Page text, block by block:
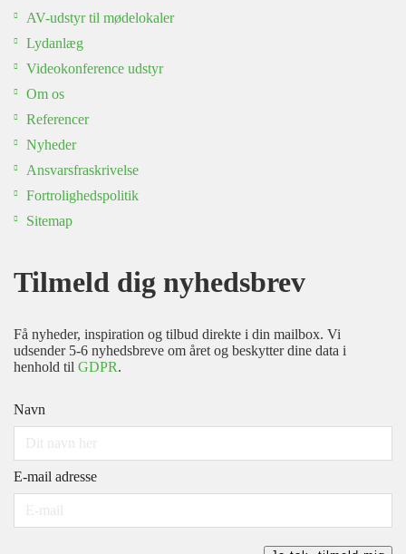
AV-udstyr til mødelokaler
Lydanlæg
Videokonference udstyr
Om os
Referencer
Nyheder
Ansvarsfraskrivelse
Fortrolighedspolitik
Sitemap
Tilmeld dig nyhedsbrev
Få nyheder, inspiration og tilbud direkte i din mailbox. Vi
udsender 5-6 nyhedsbreve om året og beskytter dine data i
henhold til GDPR.
Navn
E-mail adresse